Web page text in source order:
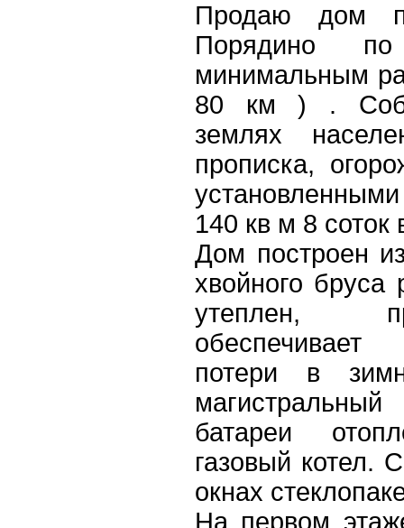
Продаю дом
Порядино
минимальным
80 км ) .
землях
прописка,
140 кв м 8
Дом построен
хвойного
утеплен,
потери в
батареи
газовый котел.
окнах
На первом